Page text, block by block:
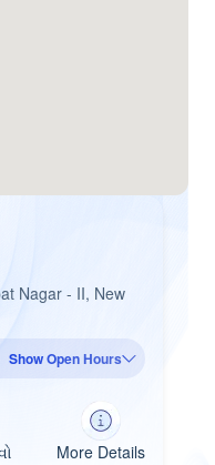
Nagar - II, New
Show Open Hours
More Details